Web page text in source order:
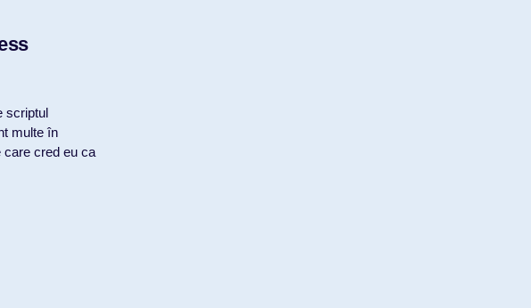
scriptul
multe în
care cred eu ca